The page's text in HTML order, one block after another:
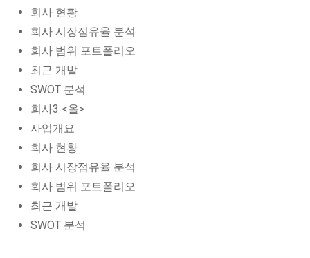
회사 현황
회사 시장점유율 분석
회사 범위 포트폴리오
최근 개발
SWOT 분석
회사3 <올>
사업개요
회사 현황
회사 시장점유율 분석
회사 범위 포트폴리오
최근 개발
SWOT 분석